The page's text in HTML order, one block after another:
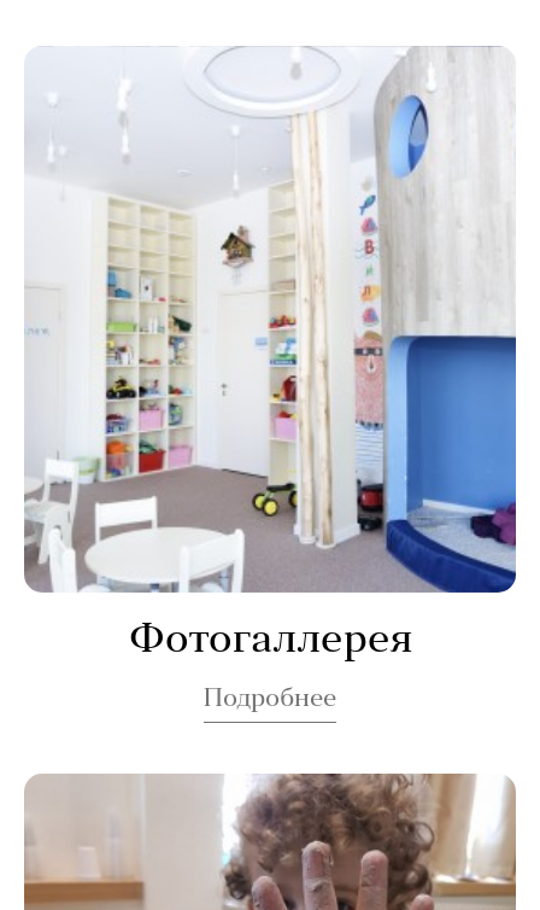
Фотогаллерея
Подробнее